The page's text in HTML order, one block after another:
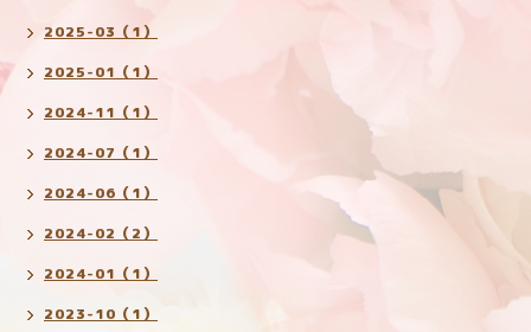
2025-03（1）
2025-01（1）
2024-11（1）
2024-07（1）
2024-06（1）
2024-02（2）
2024-01（1）
2023-10（1）